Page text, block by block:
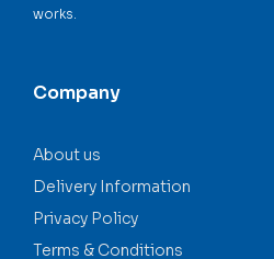
works.
Company
About us
Delivery Information
Privacy Policy
Terms & Conditions